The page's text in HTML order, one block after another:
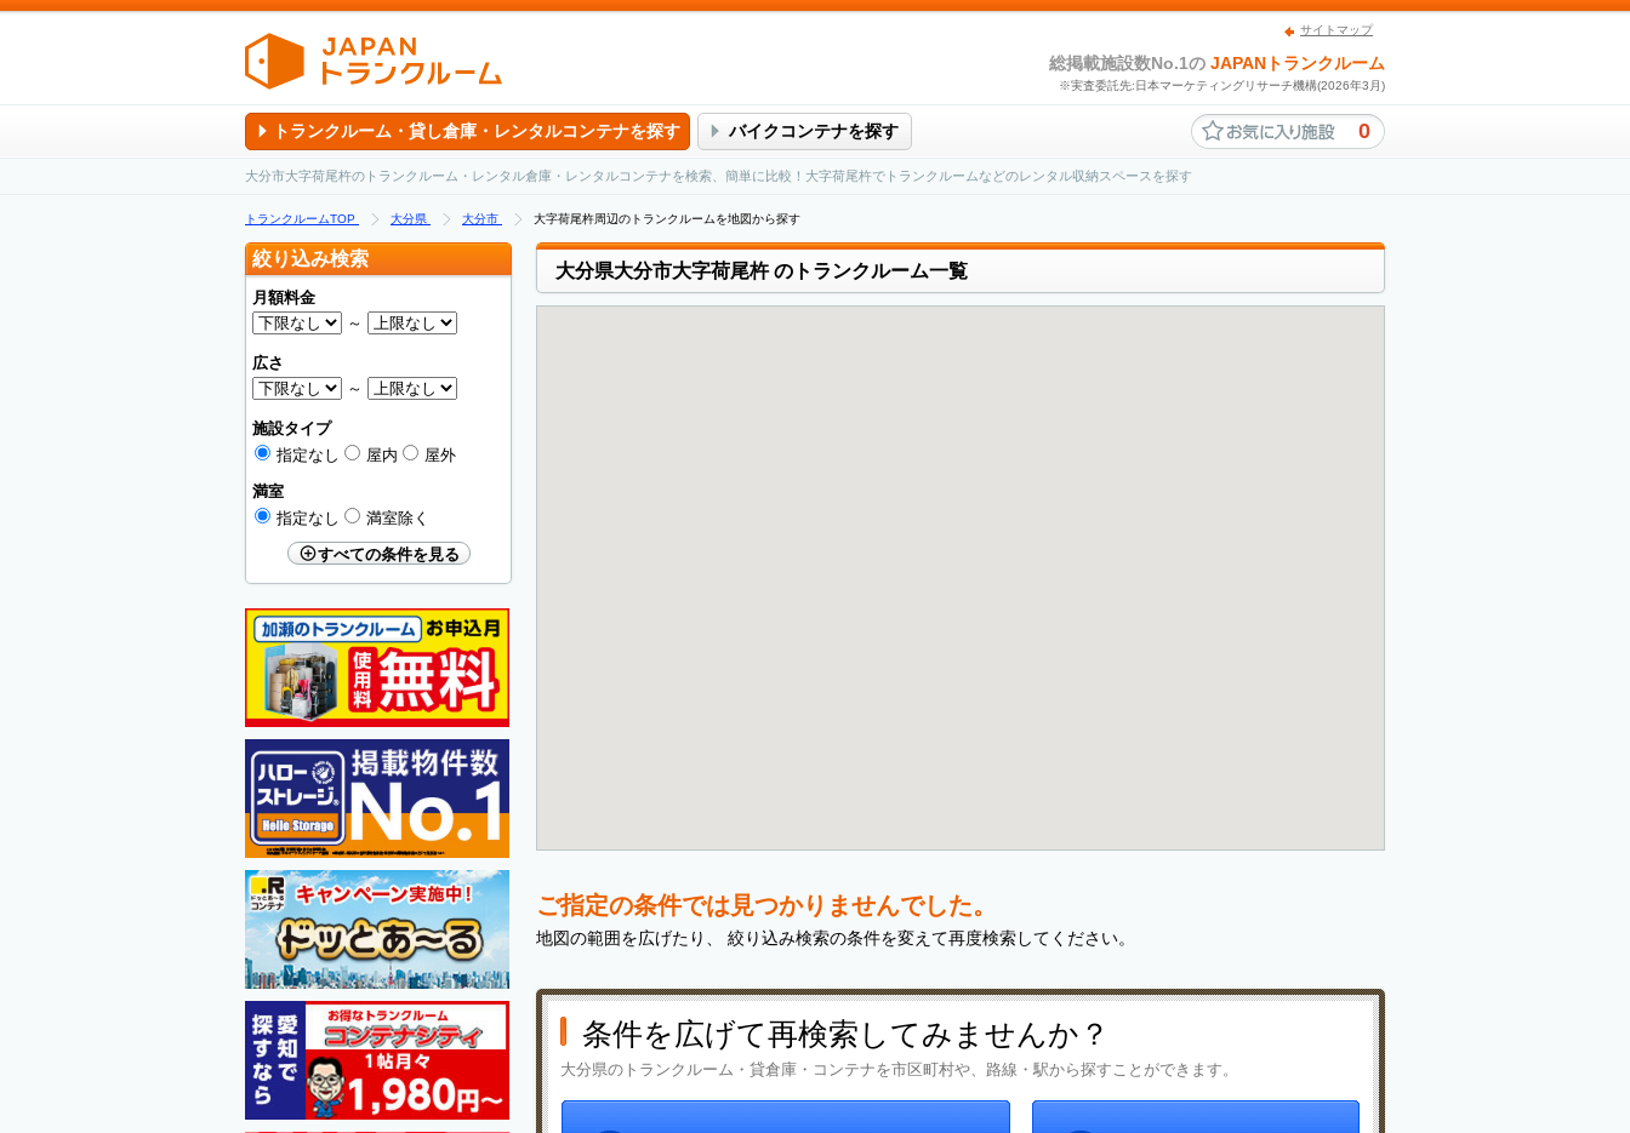
サイトマップ
総掲載施設数No.1の JAPANトランクルーム
※実査委託先:日本マーケティングリサーチ機構(2026年3月)
トランクルーム・貸し倉庫・レンタルコンテナを探す バイクコンテナを探す 0
大分市大字荷尾杵のトランクルーム・レンタル倉庫・レンタルコンテナを検索、簡単に比較！大字荷尾杵でトランクルームなどのレンタル収納スペースを探す
トランクルームTOP 大分県 大分市 大字荷尾杵周辺のトランクルームを地図から探す
大分県大分市大字荷尾杵のトランクルーム一覧
ご指定の条件では見つかりませんでした。
地図の範囲を広げたり、 絞り込み検索の条件を変えて再度検索してください。
条件を広げて再検索してみませんか？
大分県のトランクルーム・貸倉庫・コンテナを市区町村や、路線・駅から探すことができます。
絞り込み検索
月額料金
～
広さ
～
施設タイプ
指定なし
屋内
屋外
満室
指定なし
満室除く
すべての条件を見る